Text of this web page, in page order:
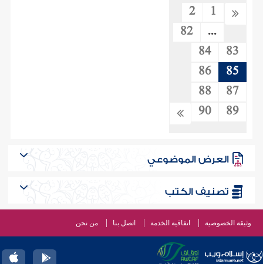
1
2
...
82
83
84
85
86
87
88
89
90
العرض الموضوعي
تصنيف الكتب
وثيقة الخصوصية اتفاقية الخدمة اتصل بنا من نحن